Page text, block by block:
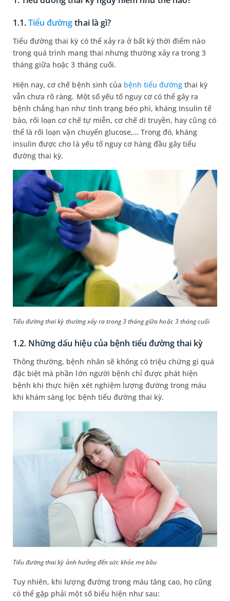
1.1.Tiểu đườngthai là gì?
Tiểu đường thai kỳ có thể xảy ra ở bất kỳ thời điểm nào
trong quá trình mang thai nhưng thường xảy ra trong 3
tháng giữa hoặc 3 tháng cuối.
Hiện nay, cơ chế bệnh sinh của bệnh tiểu đường thai kỳ
vẫn chưa rõ ràng. Một số yếu tố nguy cơ có thể gây ra
bệnh chẳng hạn như tình trạng béo phì, kháng Insulin tế
bào, rối loạn cơ chế tự miễn, cơ chế di truyền, hay cũng có
thể là rối loạn vận chuyển glucose,… Trong đó, kháng
insulin được cho là yếu tố nguy cơ hàng đầu gây tiểu
đường thai kỳ.
Tiểu đường thai kỳ thường xảy ra trong 3 tháng giữa hoặc 3 tháng cuối
1.2. Những dấu hiệu của bệnh tiểu đường thai kỳ
Thông thường, bệnh nhân sẽ không có triệu chứng gì quá
đặc biệt mà phần lớn người bệnh chỉ được phát hiện
bệnh khi thực hiện xét nghiệm lượng đường trong máu
khi khám sàng lọc bệnh tiểu đường thai kỳ.
Tiểu đường thai kỳ ảnh hưởng đến sức khỏe mẹ bầu
Tuy nhiên, khi lượng đường trong máu tăng cao, họ cũng
có thể gặp phải một số biểu hiện như sau: